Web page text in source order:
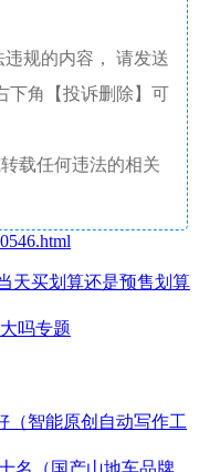
规的内容， 请发送
下角【投诉删除】可
载任何违法的相关
天买划算还是预售划算
吗专题
（智能原创自动写作工